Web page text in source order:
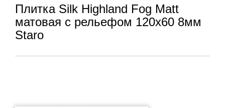
Плитка Silk Highland Fog Matt
матовая с рельефом 120x60 8мм
Staro